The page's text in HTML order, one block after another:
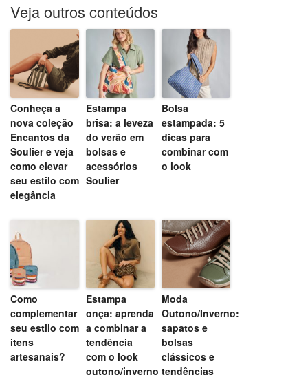
Veja outros conteúdos
Conheça a
nova coleção
Encantos da
Soulier e veja
como elevar
seu estilo com
elegância
Estampa
brisa: a leveza
do verão em
bolsas e
acessórios
Soulier
Bolsa
estampada: 5
dicas para
combinar com
o look
Como
complementar
seu estilo com
itens
artesanais?
Estampa
onça: aprenda
a combinar a
tendência
com o look
outono/inverno
Moda
Outono/Inverno:
sapatos e
bolsas
clássicos e
tendências